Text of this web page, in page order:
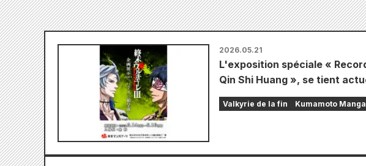
2026.05.21
L'exposition spéciale «
Qin Shi Huang », se tient
Valkyrie de la fin Kumamoto